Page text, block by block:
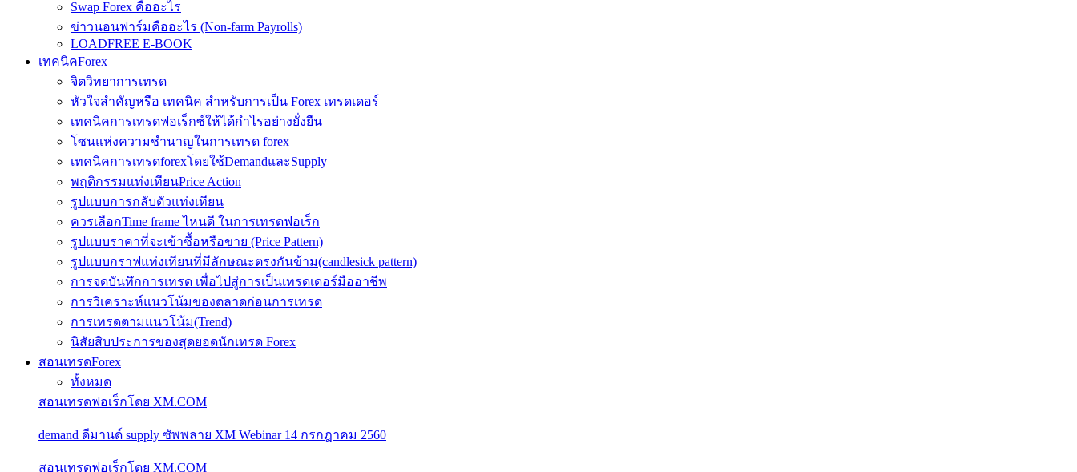
Swap Forex คืออะไร
ข่าวนอนฟาร์มคืออะไร (Non-farm Payrolls)
LOADFREE E-BOOK
เทคนิคForex
จิตวิทยาการเทรด
หัวใจสำคัญหรือ เทคนิค สำหรับการเป็น Forex เทรดเดอร์
เทคนิคการเทรดฟอเร็กซ์ให้ได้กำไรอย่างยั่งยืน
โซนแห่งความชำนาญในการเทรด forex
เทคนิคการเทรดforexโดยใช้DemandและSupply
พฤติกรรมแท่งเทียนPrice Action
รูปแบบการกลับตัวแท่งเทียน
ควรเลือกTime frame ไหนดี ในการเทรดฟอเร็ก
รูปแบบราคาที่จะเข้าซื้อหรือขาย (Price Pattern)
รูปแบบกราฟแท่งเทียนที่มีลักษณะตรงกันข้าม(candlesick pattern)
การจดบันทึกการเทรด เพื่อไปสู่การเป็นเทรดเดอร์มืออาชีพ
การวิเคราะห์แนวโน้มของตลาดก่อนการเทรด
การเทรดตามแนวโน้ม(Trend)
นิสัยสิบประการของสุดยอดนักเทรด Forex
สอนเทรดForex
ทั้งหมด
สอนเทรดฟอเร็กโดย XM.COM
demand ดีมานด์ supply ซัพพลาย XM Webinar 14 กรกฎาคม 2560
สอนเทรดฟอเร็กโดย XM.COM